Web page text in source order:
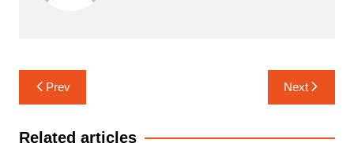
Navigasi
pos
Prev Next
Related articles